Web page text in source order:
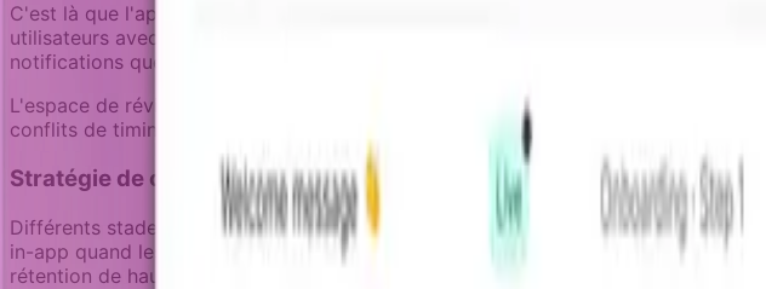
C'est là que l'approche de Notifizz pour la collaboration inter-équipes et la
utilisateurs avec plusieurs campagnes simultanément. Au lieu que chaque
notifications que l'utilisateur reçoit.
L'espace de révision de notification aide aussi les équipes à inspecter comment
conflits de timing et les incohérences d'expérience qui pourraient compromettre
Stratégie de canal pour la rétention
Différents stades de désengagement nécessitent différentes approches de
in-app quand les utilisateurs sont encore actifs dans le produit. Les utilisateurs
rétention de haute urgence, comme les échecs de paiement ou les suspensions